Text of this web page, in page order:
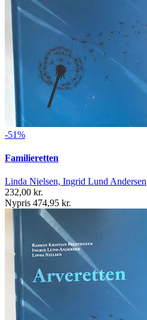
-51%
Familieretten
Linda Nielsen, Ingrid Lund Andersen
232,00 kr.
Nypris 474,95 kr.